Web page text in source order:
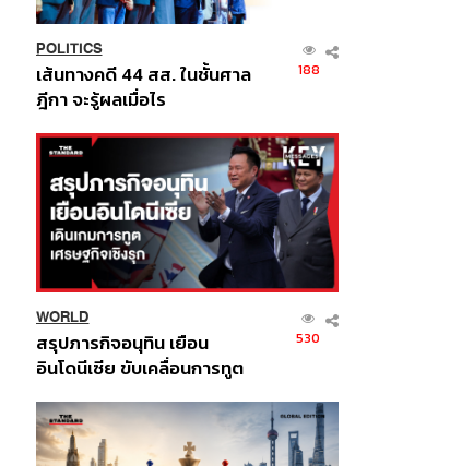
POLITICS
เส้นทางคดี 44 สส. ในชั้นศาล
ฎีกา จะรู้ผลเมื่อไร
188
WORLD
สรุปภารกิจอนุทิน เยือน
อินโดนีเซีย ขับเคลื่อนการทูต
ส่วนยุทธศาสตร์ไทย –
อินโดนีเซีย
530